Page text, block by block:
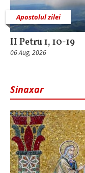
Apostolul zilei
II Petru 1, 10-19
06 Aug, 2026
Sinaxar